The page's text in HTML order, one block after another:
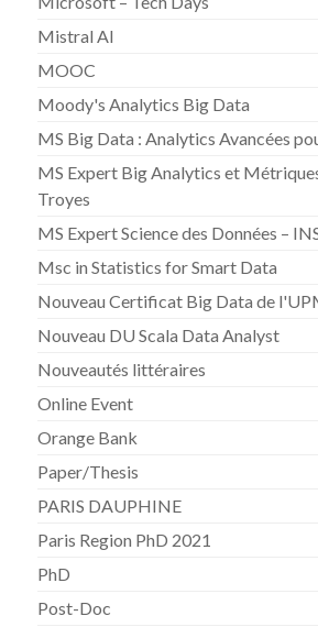
Mistral AI
MOOC
Moody's Analytics Big Data
MS Big Data : Analytics Avancées
MS Expert Big Analytics et
Troyes
MS Expert Science des Données –
Msc in Statistics for Smart Data
Nouveau Certificat Big Data de
Nouveau DU Scala Data Analyst
Nouveautés littéraires
Online Event
Orange Bank
Paper/Thesis
PARIS DAUPHINE
Paris Region PhD 2021
PhD
Post-Doc